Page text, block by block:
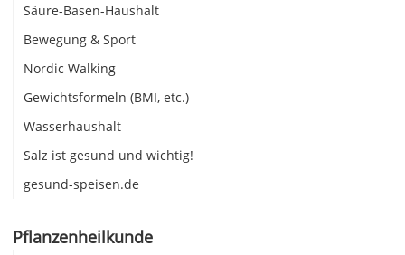
Säure-Basen-Haushalt
Bewegung & Sport
Nordic Walking
Gewichtsformeln (BMI, etc.)
Wasserhaushalt
Salz ist gesund und wichtig!
gesund-speisen.de
Pflanzenheilkunde